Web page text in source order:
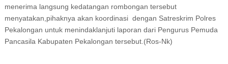
menerima langsung kedatangan rombongan tersebut
menyatakan,pihaknya akan koordinasi dengan Satreskrim Polres
Pekalongan untuk menindaklanjuti laporan dari Pengurus Pemuda
Pancasila Kabupaten Pekalongan tersebut.(Ros-Nk)